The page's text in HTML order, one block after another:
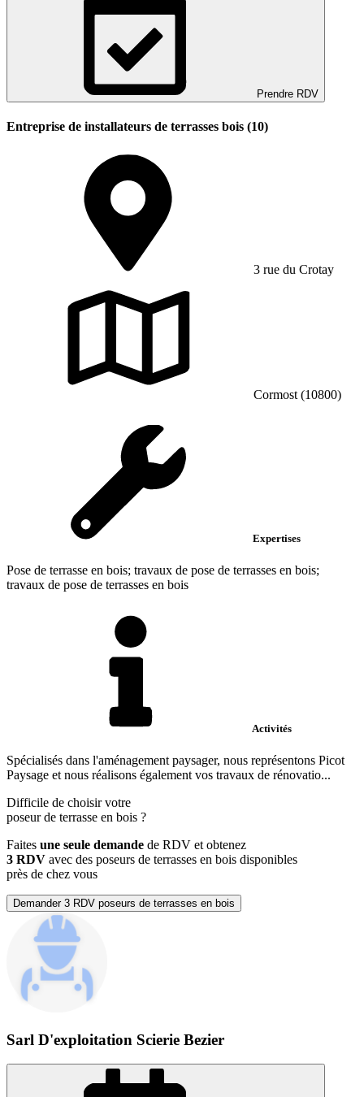
Prendre RDV
Entreprise de installateurs de terrasses bois (10)
3 rue du Crotay
Cormost (10800)
Expertises
Pose de terrasse en bois; travaux de pose de terrasses en bois;
travaux de pose de terrasses en bois
Activités
Spécialisés dans l'aménagement paysager, nous représentons Picot
Paysage et nous réalisons également vos travaux de rénovatio...
Difficile de choisir votre
poseur de terrasse en bois ?
Faites une seule demande de RDV et obtenez
3 RDV avec des poseurs de terrasses en bois disponibles
près de chez vous
Demander 3 RDV poseurs de terrasses en bois
Sarl D'exploitation Scierie Bezier